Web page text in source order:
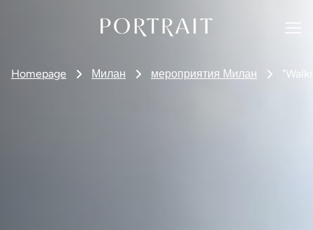
Homepage Милан мероприятия Милан